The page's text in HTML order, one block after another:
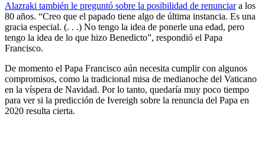
Alazraki también le preguntó sobre la posibilidad de renunciara los
80 años. “Creo que el papado tiene algo de última instancia. Es una
gracia especial. (. . .) No tengo la idea de ponerle una edad, pero
tengo la idea de lo que hizo Benedicto”, respondió el Papa
Francisco.
De momento el Papa Francisco aún necesita cumplir con algunos
compromisos, como la tradicional misa de medianoche del Vaticano
en la víspera de Navidad. Por lo tanto, quedaría muy poco tiempo
para ver si la predicción de Ivereigh sobre la renuncia del Papa en
2020 resulta cierta.